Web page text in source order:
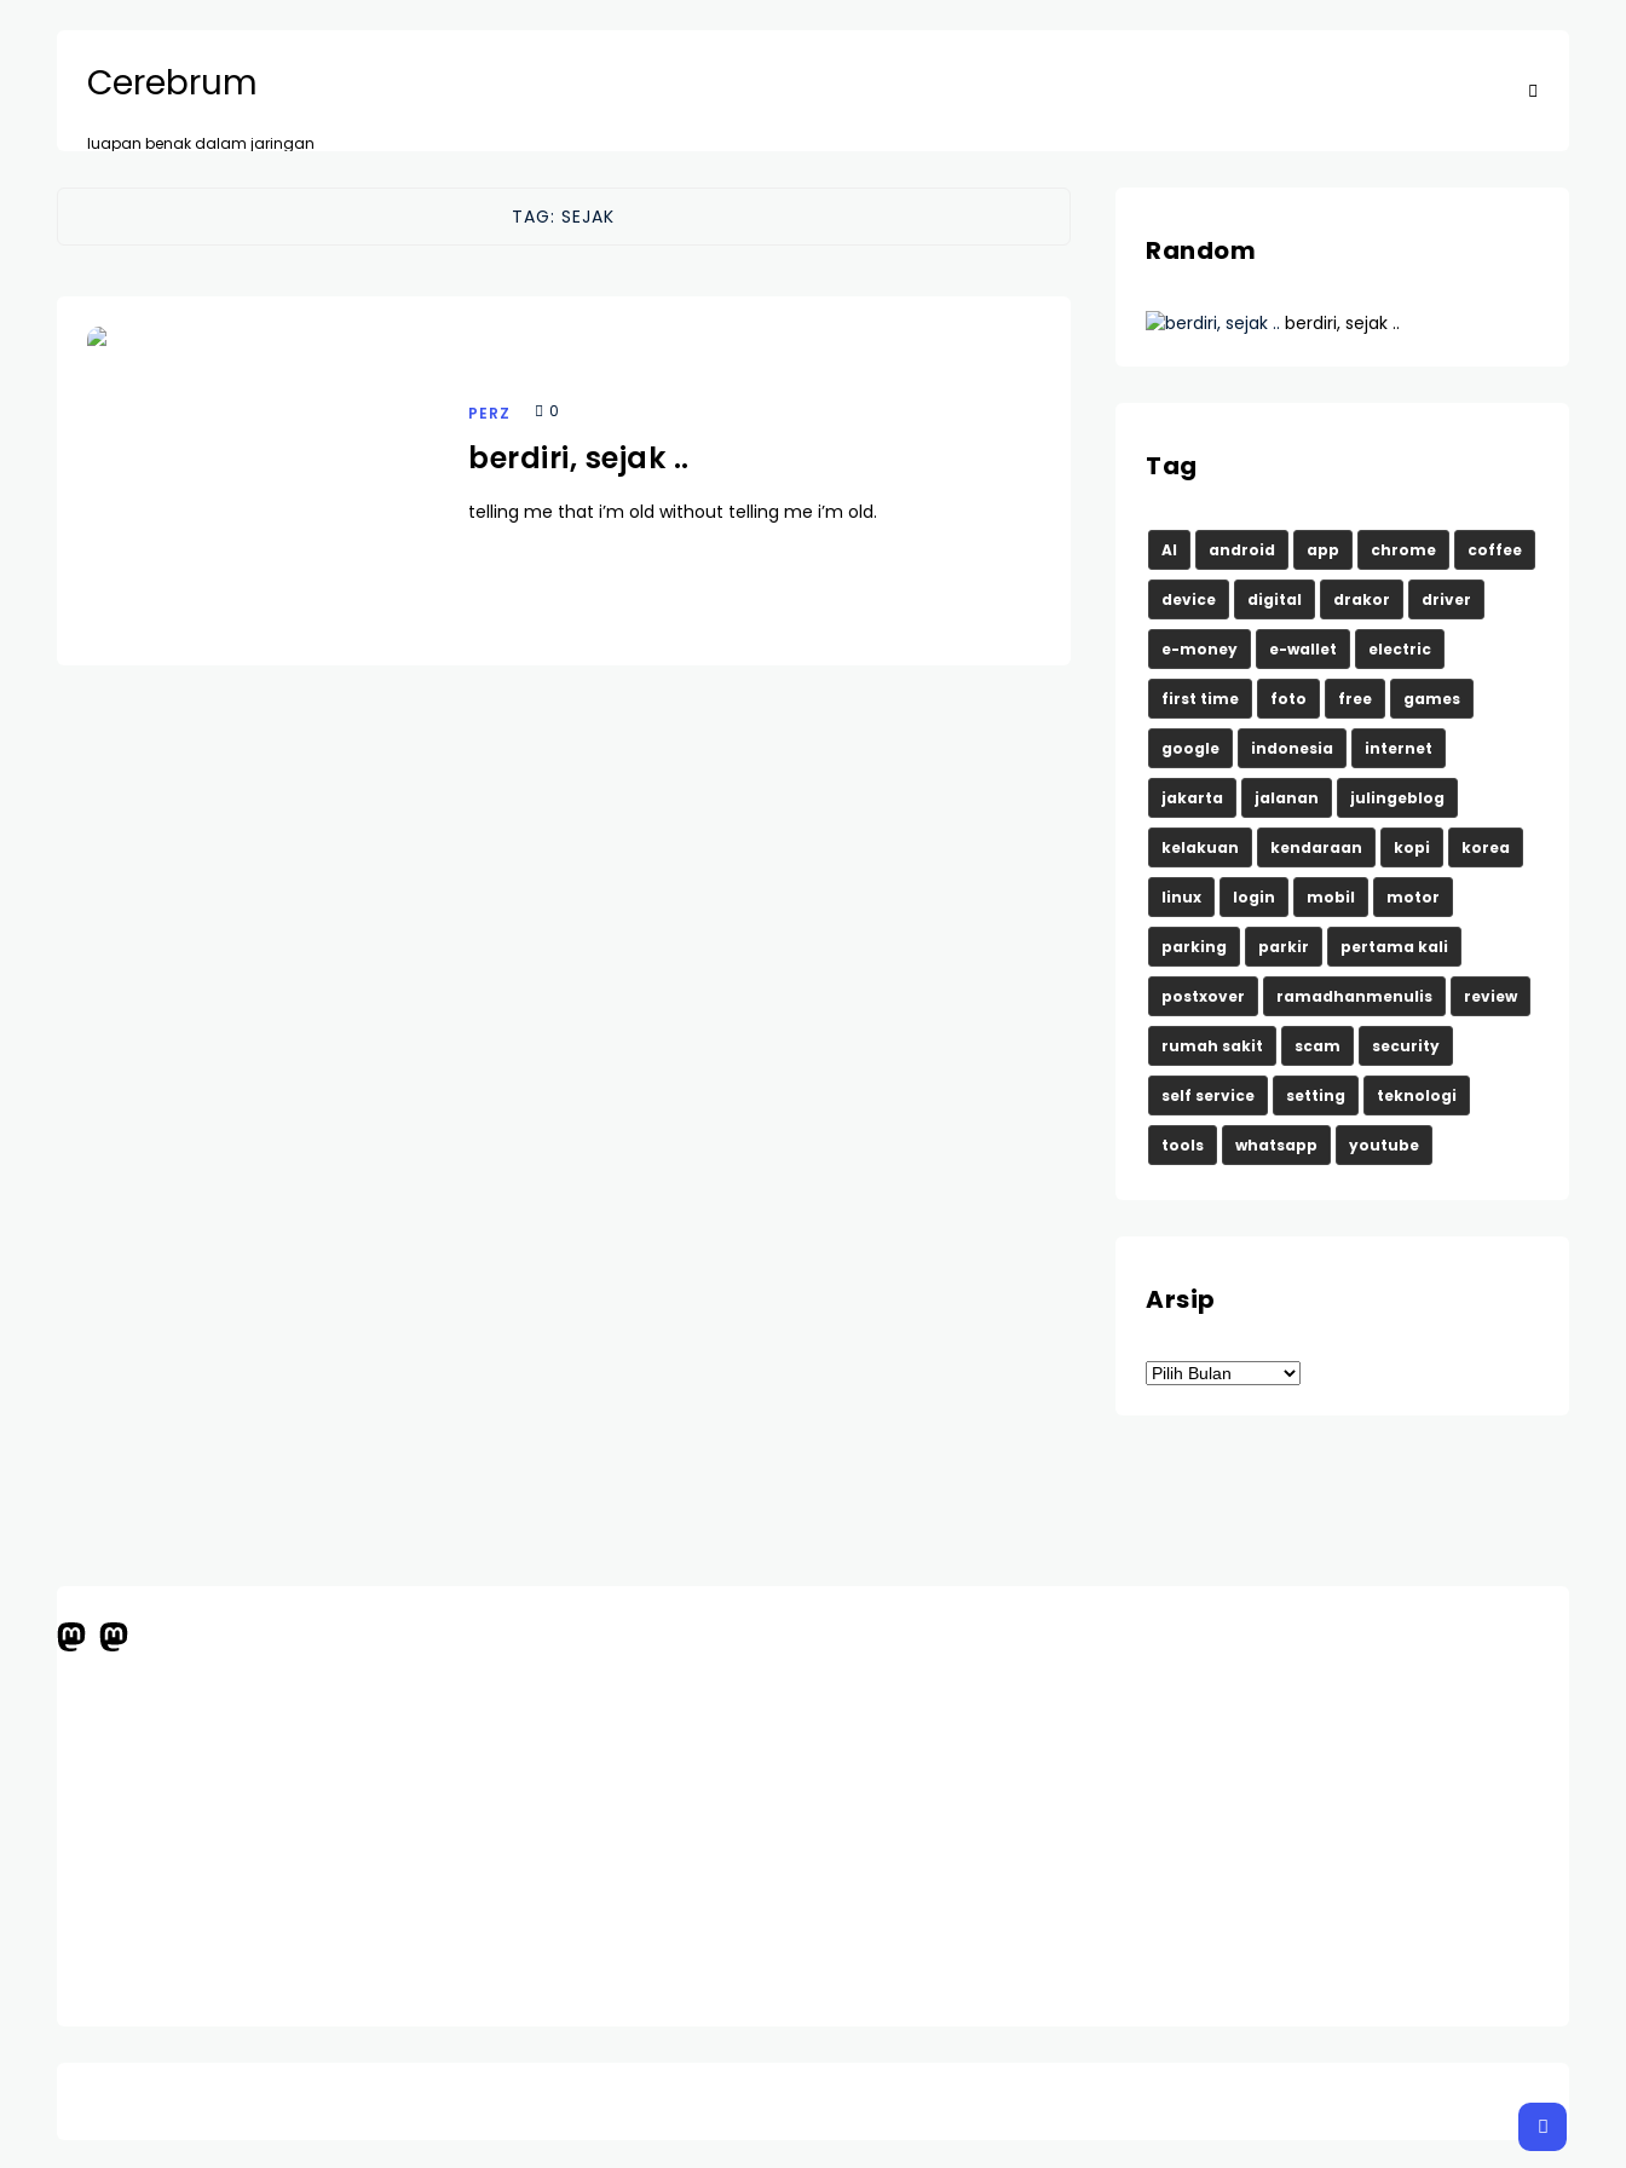
Cerebrum
luapan benak dalam jaringan
TAG:SEJAK
PERZ 0
berdiri, sejak ..
telling me that i’m old without telling me i’m old.
Random
berdiri, sejak ..
Tag
AI android app chrome coffee
device digital drakor driver
e-money e-wallet electric
first time foto free games
google indonesia internet
jakarta jalanan julingeblog
kelakuan kendaraan kopi korea
linux login mobil motor
parking parkir pertama kali
postxover ramadhanmenulis review
rumah sakit scam security
self service setting teknologi
tools whatsapp youtube
Arsip
Arsip